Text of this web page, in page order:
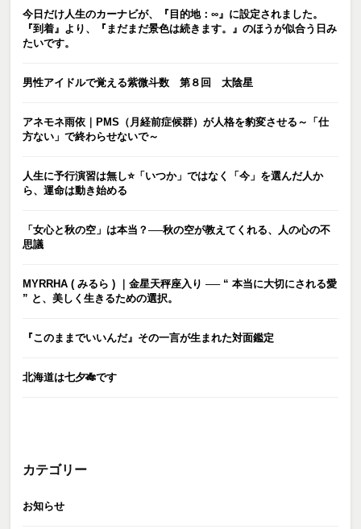
今日だけ人生のカーナビが、『目的地：∞』に設定されました。
『到着』より、『まだまだ景色は続きます。』のほうが似合う日み
たいです。
男性アイドルで覚える紫微斗数 第８回 太陰星
アネモネ雨依｜PMS（月経前症候群）が人格を豹変させる～「仕
方ない」で終わらせないで～
人生に予行演習は無し⭐️「いつか」ではなく「今」を選んだ人か
ら、運命は動き始める
「女心と秋の空」は本当？──秋の空が教えてくれる、人の心の不
思議
MYRRHA ( みるら ) ｜金星天秤座入り ── “ 本当に大切にされる愛
” と、美しく生きるための選択。
『このままでいいんだ』その一言が生まれた対面鑑定
北海道は七夕🎋です
カテゴリー
お知らせ